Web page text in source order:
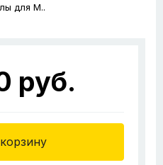
для M..
руб.